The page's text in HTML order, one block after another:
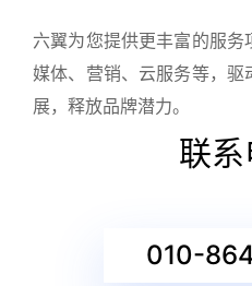
六翼为您提供更丰富的服
媒体、营销、云服务等，
展，释放品牌潜力。
联
010-